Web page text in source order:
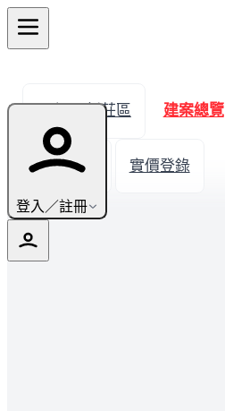
登入／註冊
← 返回新莊區 建案總覽
生活機能 實價登錄